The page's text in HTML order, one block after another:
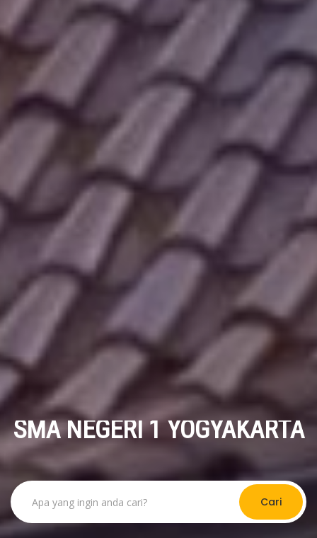
SMA NEGERI 1 YOGYAKARTA
Cari